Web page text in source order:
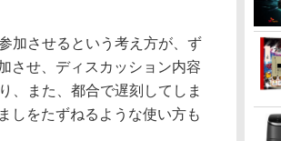
加させるという考え方が、ず
させ、ディスカッション内容
、また、都合で遅刻してしま
しをたずねるような使い方も